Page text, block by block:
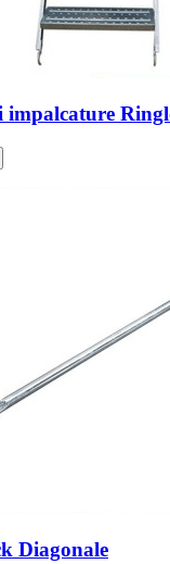
impalcature
Diagonale